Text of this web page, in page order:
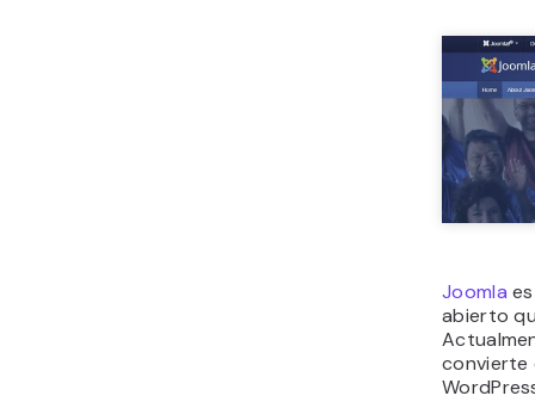
Joomla
abierto
convierte